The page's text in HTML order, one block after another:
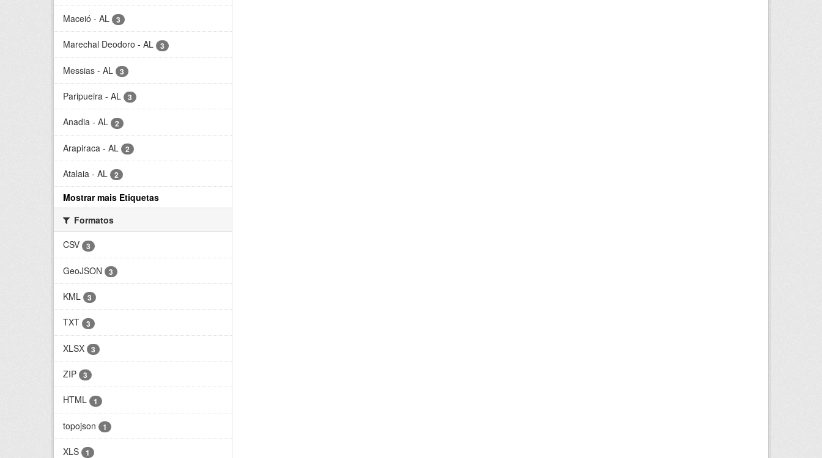
Maceió - AL 3
Marechal Deodoro - AL 3
Messias - AL 3
Paripueira - AL 3
Anadia - AL 2
Arapiraca - AL 2
Atalaia - AL 2
Mostrar mais Etiquetas
Formatos
CSV
3
GeoJSON 3
KML 3
TXT 3
XLSX 3
ZIP 3
HTML 1
topojson 1
XLS 1